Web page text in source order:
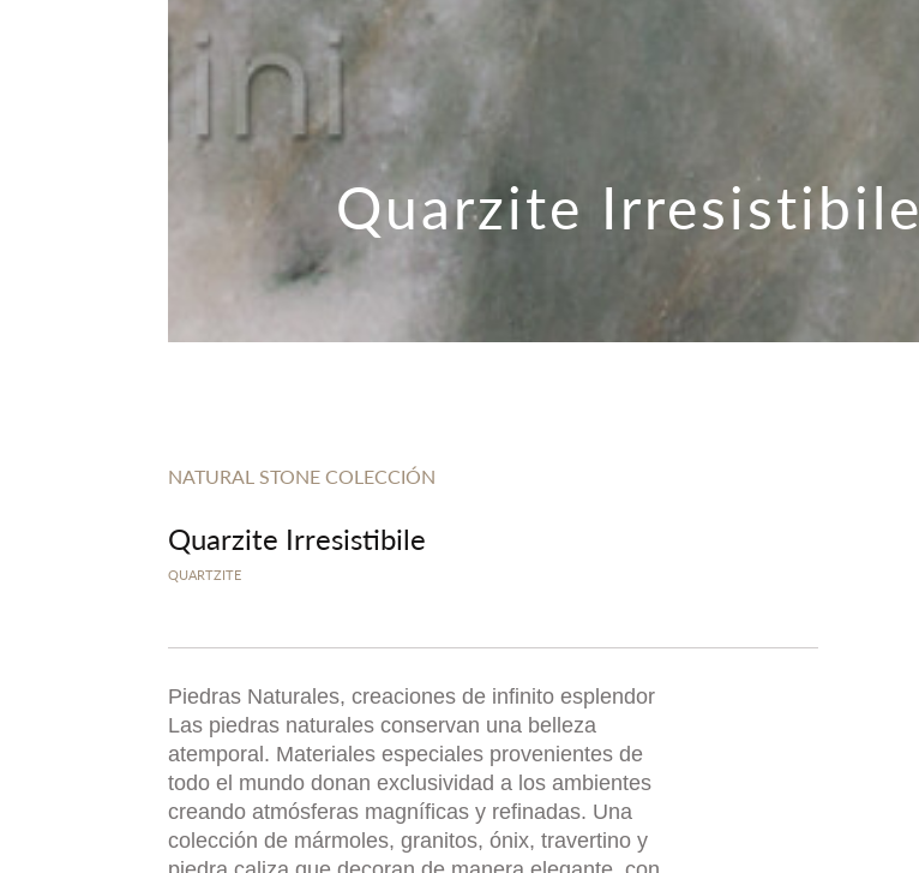
Quarzite Irresistibile
NATURAL STONE COLECCIÓN
Quarzite Irresistibile
QUARTZITE
Piedras Naturales, creaciones de infinito esplendor
Las piedras naturales conservan una belleza
atemporal. Materiales especiales provenientes de
todo el mundo donan exclusividad a los ambientes
creando atmósferas magníficas y refinadas. Una
colección de mármoles, granitos, ónix, travertino y